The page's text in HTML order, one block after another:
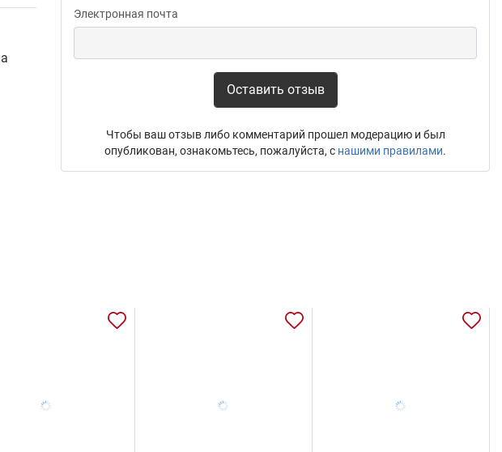
Электронная почта
Оставить отзыв
Чтобы ваш отзыв либо комментарий прошел модерацию и был
опубликован, ознакомьтесь, пожалуйста, с нашими правилами.